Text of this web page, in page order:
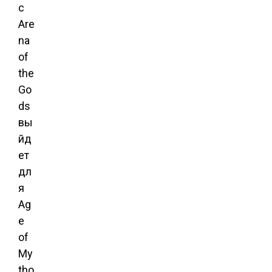
с
Are
na
of
the
Go
ds
вы
йд
ет
дл
я
Ag
e
of
My